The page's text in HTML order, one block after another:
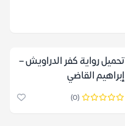
تحميل رواية كفر الدراويش –
إبراهيم القاضي
(0)